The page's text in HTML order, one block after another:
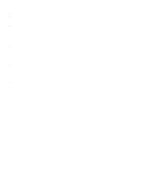
现价：
¥
0.
0
0